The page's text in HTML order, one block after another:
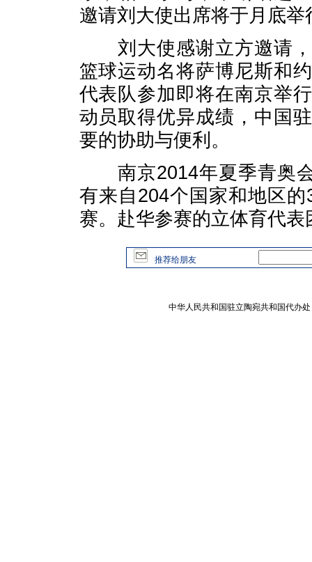
邀请刘大使出席将于月底
刘大使感谢立方邀请，
篮球运动名将萨博尼斯和
代表队参加即将在南京举
动员取得优异成绩，中国
要的协助与便利。
南京2014年夏季青奥会
有来自204个国家和地区
赛。赴华参赛的立体育代
推荐给朋友
中华人民共和国驻立陶宛共和国代办处